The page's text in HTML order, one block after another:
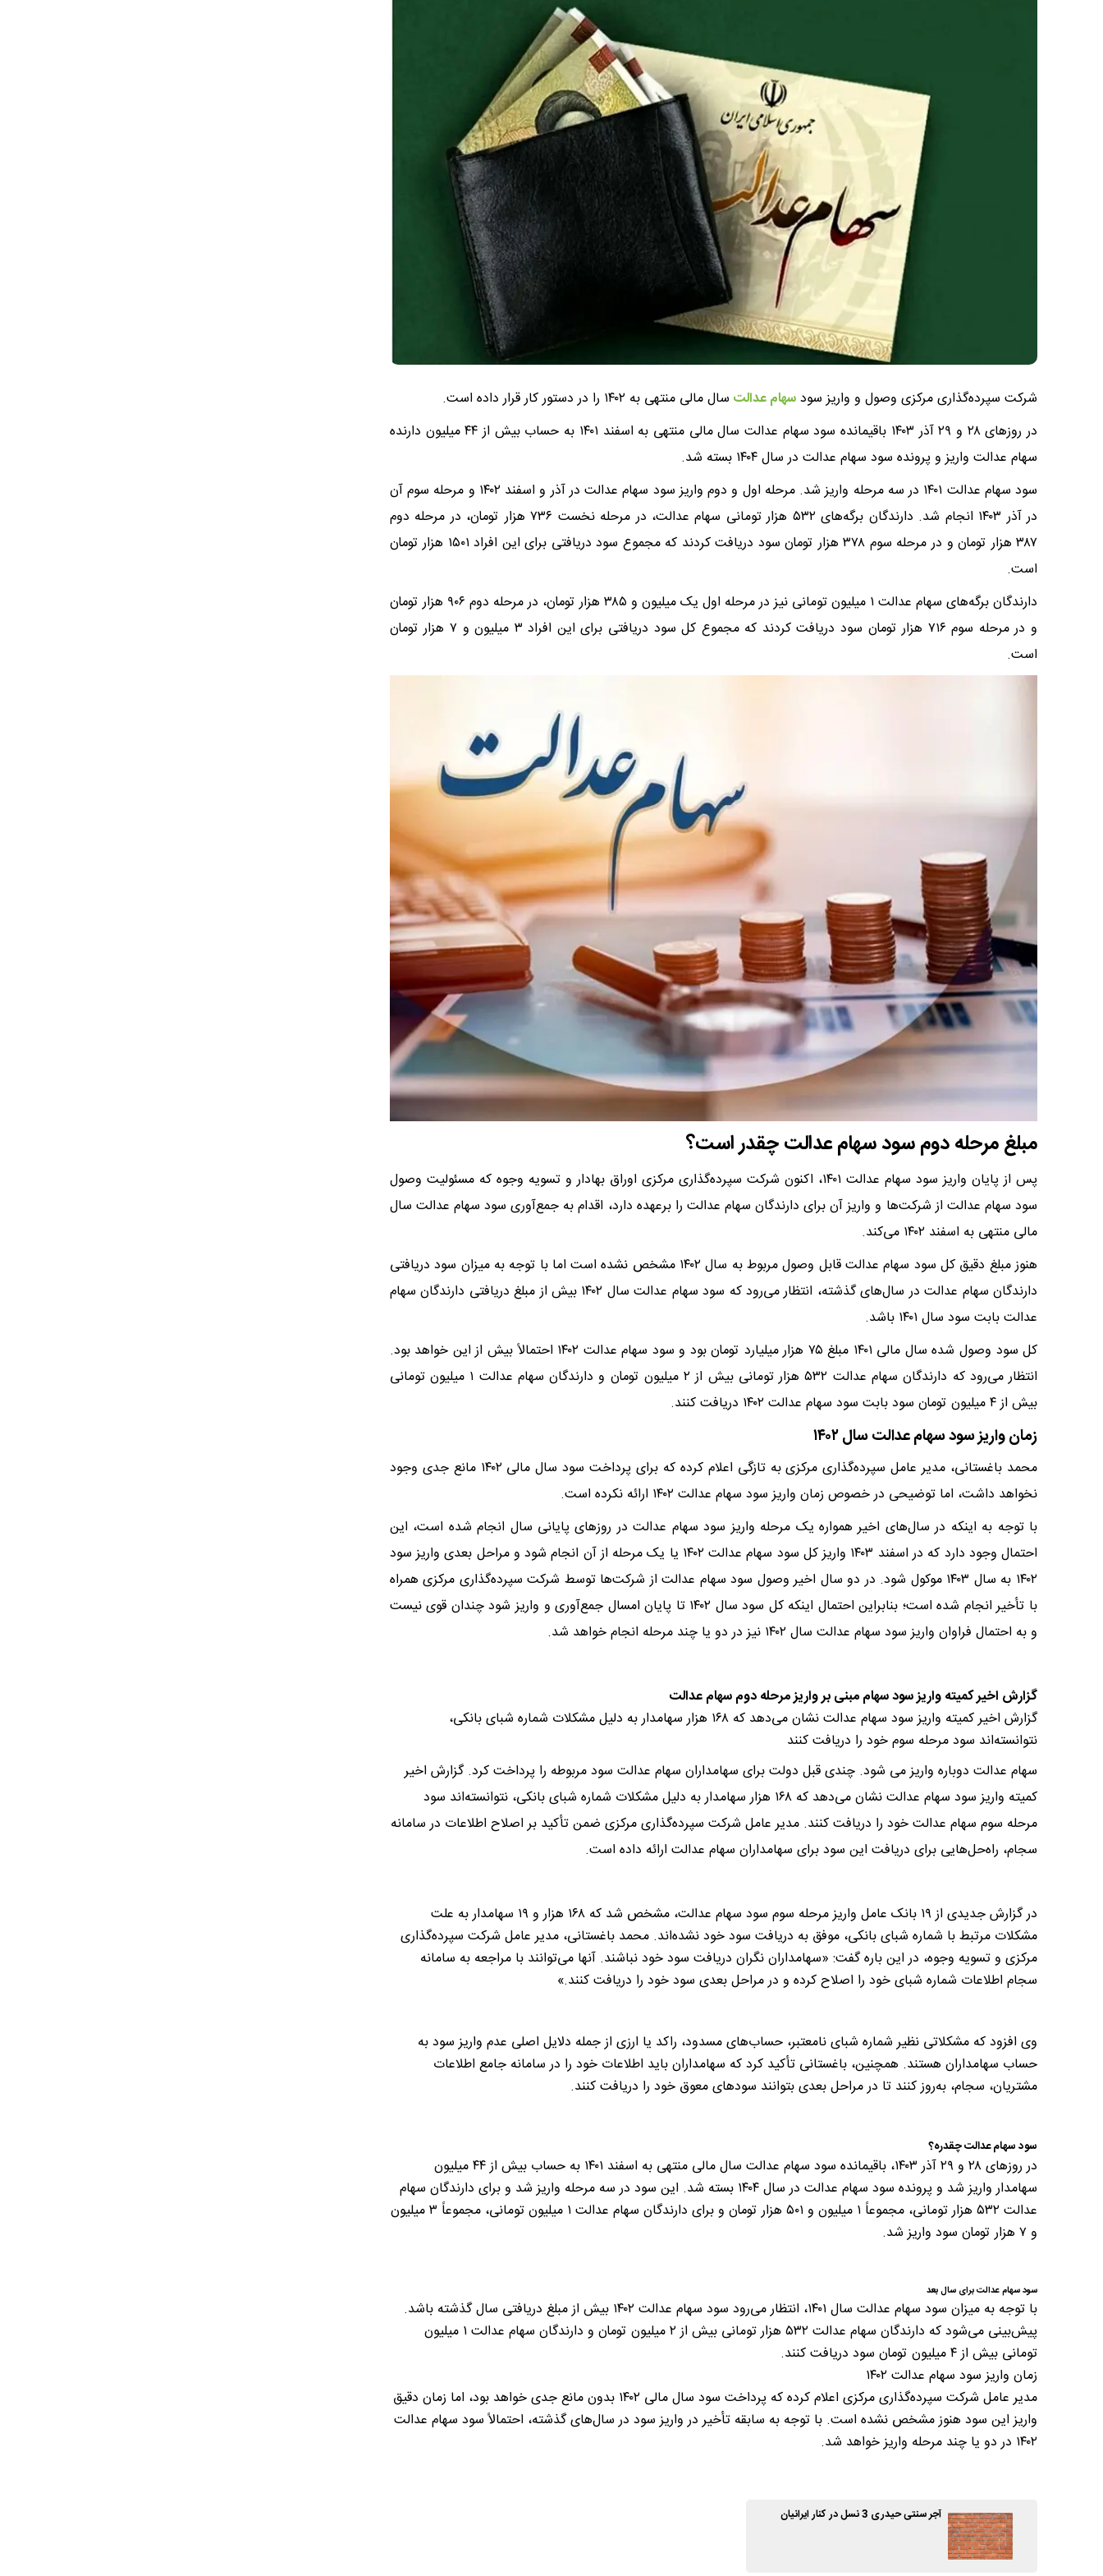
شرکت سپرده‌گذاری مرکزی وصول و واریز سودسهام عدالت سال مالی منتهی به ۱۴۰۲ را در دستور کار قرار داده است.
در روزهای ۲۸ و ۲۹ آذر ۱۴۰۳ باقیمانده سود سهام عدالت سال مالی منتهی به اسفند ۱۴۰۱ به حساب بیش از ۴۴ میلیون دارنده
سهام عدالت واریز و پرونده سود سهام عدالت در سال ۱۴۰۴ بسته شد.
سود سهام عدالت ۱۴۰۱ در سه مرحله واریز شد. مرحله اول و دوم واریز سود سهام عدالت در آذر و اسفند ۱۴۰۲ و مرحله سوم آن
در آذر ۱۴۰۳ انجام شد. دارندگان برگه‌های ۵۳۲ هزار تومانی سهام عدالت، در مرحله نخست ۷۳۶ هزار تومان، در مرحله دوم
۳۸۷ هزار تومان و در مرحله سوم ۳۷۸ هزار تومان سود دریافت کردند که مجموع سود دریافتی برای این افراد ۱۵۰۱ هزار تومان
است.
دارندگان برگه‌های سهام عدالت ۱ میلیون تومانی نیز در مرحله اول یک میلیون و ۳۸۵ هزار تومان، در مرحله دوم ۹۰۶ هزار تومان
و در مرحله سوم ۷۱۶ هزار تومان سود دریافت کردند که مجموع کل سود دریافتی برای این افراد ۳ میلیون و ۷ هزار تومان
است.
مبلغ مرحله دوم سود سهام عدالت چقدر است؟
پس از پایان واریز سود سهام عدالت ۱۴۰۱، اکنون شرکت سپرده‌گذاری مرکزی اوراق بهادار و تسویه وجوه که مسئولیت وصول
سود سهام عدالت از شرکت‌ها و واریز آن برای دارندگان سهام عدالت را برعهده دارد، اقدام به جمع‌آوری سود سهام عدالت سال
مالی منتهی به اسفند ۱۴۰۲ می‌کند.
هنوز مبلغ دقیق کل سود سهام عدالت قابل وصول مربوط به سال ۱۴۰۲ مشخص نشده است اما با توجه به میزان سود دریافتی
دارندگان سهام عدالت در سال‌های گذشته، انتظار می‌رود که سود سهام عدالت سال ۱۴۰۲ بیش از مبلغ دریافتی دارندگان سهام
عدالت بابت سود سال ۱۴۰۱ باشد.
کل سود وصول شده سال مالی ۱۴۰۱ مبلغ ۷۵ هزار میلیارد تومان بود و سود سهام عدالت ۱۴۰۲ احتمالاً بیش از این خواهد بود.
انتظار می‌رود که دارندگان سهام عدالت ۵۳۲ هزار تومانی بیش از ۲ میلیون تومان و دارندگان سهام عدالت ۱ میلیون تومانی
بیش از ۴ میلیون تومان سود بابت سود سهام عدالت ۱۴۰۲ دریافت کنند.
زمان واریز سود سهام عدالت سال ۱۴۰۲
محمد باغستانی، مدیر عامل سپرده‌گذاری مرکزی به تازگی اعلام کرده که برای پرداخت سود سال مالی ۱۴۰۲ مانع جدی وجود
نخواهد داشت، اما توضیحی در خصوص زمان واریز سود سهام عدالت ۱۴۰۲ ارائه نکرده است.
با توجه به اینکه در سال‌های اخیر همواره یک مرحله واریز سود سهام عدالت در روزهای پایانی سال انجام شده است، این
احتمال وجود دارد که در اسفند ۱۴۰۳ واریز کل سود سهام عدالت ۱۴۰۲ یا یک مرحله از آن انجام شود و مراحل بعدی واریز سود
۱۴۰۲ به سال ۱۴۰۳ موکول شود. در دو سال اخیر وصول سود سهام عدالت از شرکت‌ها توسط شرکت سپرده‌گذاری مرکزی همراه
با تأخیر انجام شده است؛ بنابراین احتمال اینکه کل سود سال ۱۴۰۲ تا پایان امسال جمع‌آوری و واریز شود چندان قوی نیست
و به احتمال فراوان واریز سود سهام عدالت سال ۱۴۰۲ نیز در دو یا چند مرحله‌ انجام خواهد شد.
گزارش اخیر کمیته واریز سود سهام مبنی بر واریز مرحله دوم سهام عدالت
گزارش اخیر کمیته واریز سود سهام عدالت نشان می‌دهد که ۱۶۸ هزار سهامدار به دلیل مشکلات شماره شبای بانکی،
نتوانسته‌اند سود مرحله سوم خود را دریافت کنند
سهام عدالت دوباره واریز می شود. چندی قبل دولت برای سهامداران سهام عدالت سود مربوطه را پرداخت کرد. گزارش اخیر
کمیته واریز سود سهام عدالت نشان می‌دهد که ۱۶۸ هزار سهامدار به دلیل مشکلات شماره شبای بانکی، نتوانسته‌اند سود
مرحله سوم سهام عدالت خود را دریافت کنند. مدیر عامل شرکت سپرده‌گذاری مرکزی ضمن تأکید بر اصلاح اطلاعات در سامانه
سجام، راه‌حل‌هایی برای دریافت این سود برای سهامداران سهام عدالت ارائه داده است.
در گزارش جدیدی از ۱۹ بانک عامل واریز مرحله سوم سود سهام عدالت، مشخص شد که ۱۶۸ هزار و ۱۹ سهامدار به علت
مشکلات مرتبط با شماره شبای بانکی، موفق به دریافت سود خود نشده‌اند. محمد باغستانی، مدیر عامل شرکت سپرده‌گذاری
مرکزی و تسویه وجوه، در این باره گفت: «سهامداران نگران دریافت سود خود نباشند. آنها می‌توانند با مراجعه به سامانه
سجام اطلاعات شماره شبای خود را اصلاح کرده و در مراحل بعدی سود خود را دریافت کنند.»
وی افزود که مشکلاتی نظیر شماره شبای نامعتبر، حساب‌های مسدود، راکد یا ارزی از جمله دلایل اصلی عدم واریز سود به
حساب سهامداران هستند. همچنین، باغستانی تأکید کرد که سهامداران باید اطلاعات خود را در سامانه جامع اطلاعات
مشتریان، سجام، به‌روز کنند تا در مراحل بعدی بتوانند سودهای معوق خود را دریافت کنند.
سود سهام عدالت چقدره؟
در روزهای ۲۸ و ۲۹ آذر ۱۴۰۳، باقیمانده سود سهام عدالت سال مالی منتهی به اسفند ۱۴۰۱ به حساب بیش از ۴۴ میلیون
سهامدار واریز شد و پرونده سود سهام عدالت در سال ۱۴۰۴ بسته شد. این سود در سه مرحله واریز شد و برای دارندگان سهام
عدالت ۵۳۲ هزار تومانی، مجموعاً ۱ میلیون و ۵۰۱ هزار تومان و برای دارندگان سهام عدالت ۱ میلیون تومانی، مجموعاً ۳ میلیون
و ۷ هزار تومان سود واریز شد.
سود سهام عدالت برای سال بعد
با توجه به میزان سود سهام عدالت سال ۱۴۰۱، انتظار می‌رود سود سهام عدالت ۱۴۰۲ بیش از مبلغ دریافتی سال گذشته باشد.
پیش‌بینی می‌شود که دارندگان سهام عدالت ۵۳۲ هزار تومانی بیش از ۲ میلیون تومان و دارندگان سهام عدالت ۱ میلیون
تومانی بیش از ۴ میلیون تومان سود دریافت کنند.
زمان واریز سود سهام عدالت ۱۴۰۲
مدیر عامل شرکت سپرده‌گذاری مرکزی اعلام کرده که پرداخت سود سال مالی ۱۴۰۲ بدون مانع جدی خواهد بود، اما زمان دقیق
واریز این سود هنوز مشخص نشده است. با توجه به سابقه تأخیر در واریز سود در سال‌های گذشته، احتمالاً سود سهام عدالت
۱۴۰۲ در دو یا چند مرحله واریز خواهد شد.
آجر سنتی حیدری 3 نسل در کنار ایرانیان